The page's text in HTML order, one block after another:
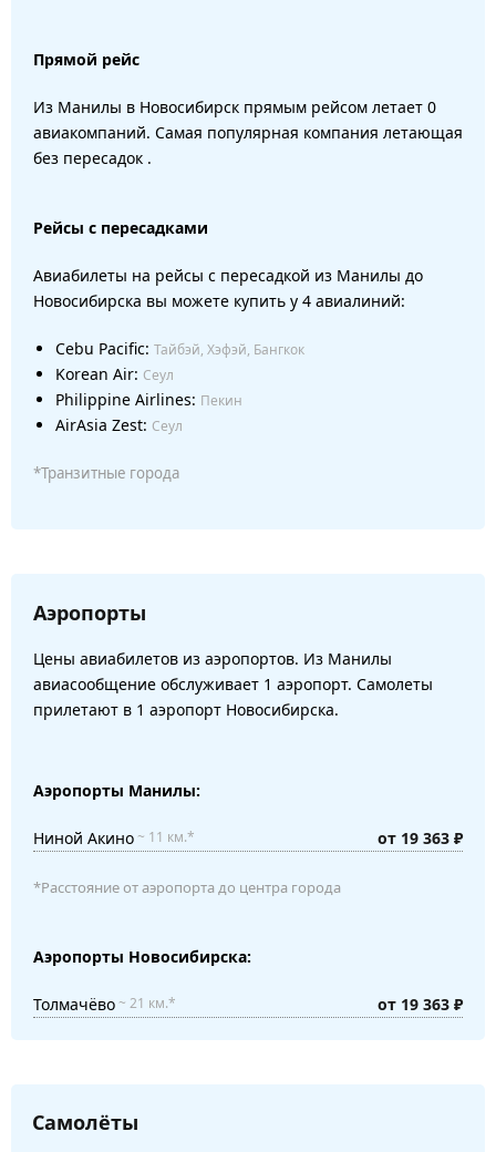
Прямой рейс
Из Манилы в Новосибирск прямым рейсом летает 0
авиакомпаний. Самая популярная компания летающая
без пересадок .
Рейсы с пересадками
Авиабилеты на рейсы с пересадкой из Манилы до
Новосибирска вы можете купить у 4 авиалиний:
Cebu Pacific: Тайбэй, Хэфэй, Бангкок
Korean Air: Сеул
Philippine Airlines: Пекин
AirAsia Zest: Сеул
*Транзитные города
Аэропорты
Цены авиабилетов из аэропортов. Из Манилы
авиасообщение обслуживает 1 аэропорт. Самолеты
прилетают в 1 аэропорт Новосибирска.
Аэропорты Манилы:
Ниной Акино~ 11 км.* от 19 363 ₽
*Расстояние от аэропорта до центра города
Аэропорты Новосибирска:
Толмачёво~ 21 км.* от 19 363 ₽
Самолёты